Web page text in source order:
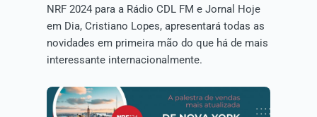
NRF 2024 para a Rádio CDL FM e Jornal Hoje
em Dia, Cristiano Lopes, apresentará todas as
novidades em primeira mão do que há de mais
interessante internacionalmente.